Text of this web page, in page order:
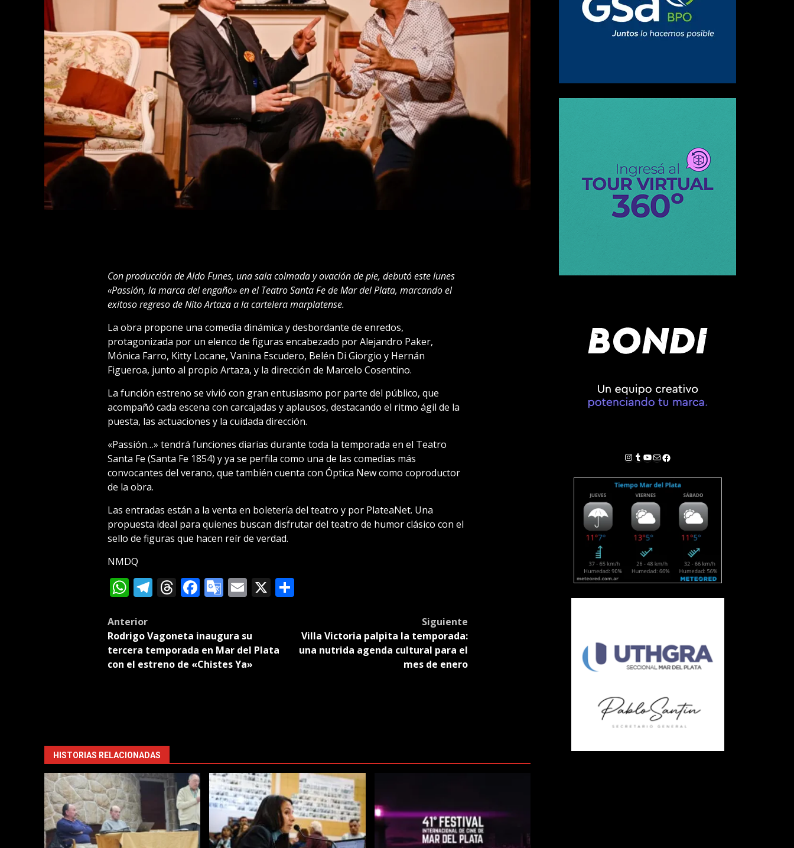
Con producción de Aldo Funes, una sala colmada y ovación de pie, debutó este lunes
«Passión, la marca del engaño» en el Teatro Santa Fe de Mar del Plata, marcando el
exitoso regreso de Nito Artaza a la cartelera marplatense.
La obra propone una comedia dinámica y desbordante de enredos,
protagonizada por un elenco de figuras encabezado por Alejandro Paker,
Mónica Farro, Kitty Locane, Vanina Escudero, Belén Di Giorgio y Hernán
Figueroa, junto al propio Artaza, y la dirección de Marcelo Cosentino.
La función estreno se vivió con gran entusiasmo por parte del público, que
acompañó cada escena con carcajadas y aplausos, destacando el ritmo ágil de la
puesta, las actuaciones y la cuidada dirección.
«Passión…» tendrá funciones diarias durante toda la temporada en el Teatro
Santa Fe (Santa Fe 1854) y ya se perfila como una de las comedias más
convocantes del verano, que también cuenta con Óptica New como coproductor
de la obra.
Las entradas están a la venta en boletería del teatro y por PlateaNet. Una
propuesta ideal para quienes buscan disfrutar del teatro de humor clásico con el
sello de figuras que hacen reír de verdad.
NMDQ
WhatsApp
Telegram
Threads
Facebook
Google
Email
X Compartir
Post
navigation
Anterior
Rodrigo Vagoneta inaugura su
tercera temporada en Mar del Plata
con el estreno de «Chistes Ya»
Siguiente
Villa Victoria palpita la temporada:
una nutrida agenda cultural para el
mes de enero
HISTORIAS RELACIONADAS
Instagram
Tumblr
YouTube
Correo electrónico
Facebook